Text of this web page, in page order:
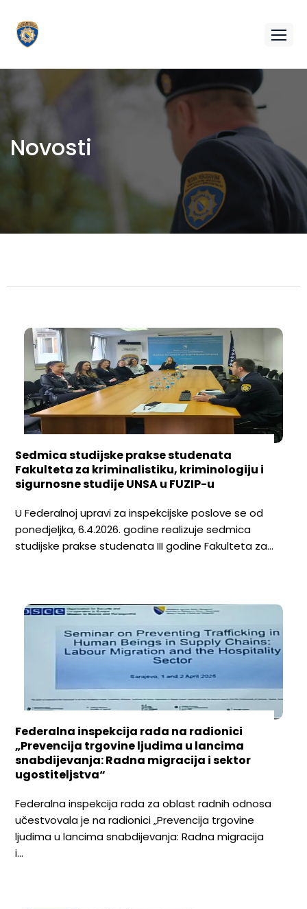
Novosti
Sedmica studijske prakse studenata
Fakulteta za kriminalistiku, kriminologiju i
sigurnosne studije UNSA u FUZIP-u
U Federalnoj upravi za inspekcijske poslove se od
ponedjeljka, 6.4.2026. godine realizuje sedmica
studijske prakse studenata III godine Fakulteta za…
Federalna inspekcija rada na radionici
„Prevencija trgovine ljudima u lancima
snabdijevanja: Radna migracija i sektor
ugostiteljstva“
Federalna inspekcija rada za oblast radnih odnosa
učestvovala je na radionici „Prevencija trgovine
ljudima u lancima snabdijevanja: Radna migracija
i…